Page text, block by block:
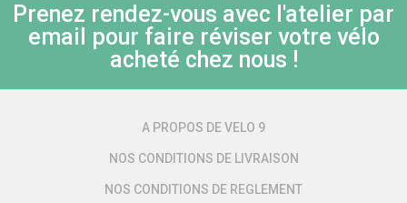
Prenez rendez-vous avec l'atelier par
email pour faire réviser votre vélo
acheté chez nous !
A PROPOS DE VELO 9
NOS CONDITIONS DE LIVRAISON
NOS CONDITIONS DE REGLEMENT